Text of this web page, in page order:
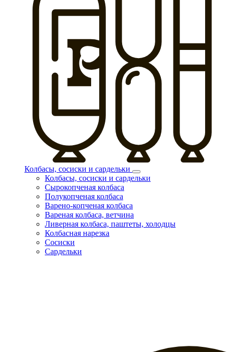
Колбасы, сосиски и сардельки
Колбасы, сосиски и сардельки
Сырокопченая колбаса
Полукопченая колбаса
Варено-копченая колбаса
Вареная колбаса, ветчина
Ливерная колбаса, паштеты, холодцы
Колбасная нарезка
Сосиски
Сардельки